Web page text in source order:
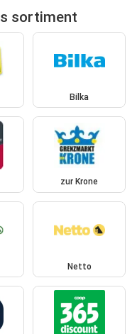
sortiment
Bilka
zur Krone
Netto